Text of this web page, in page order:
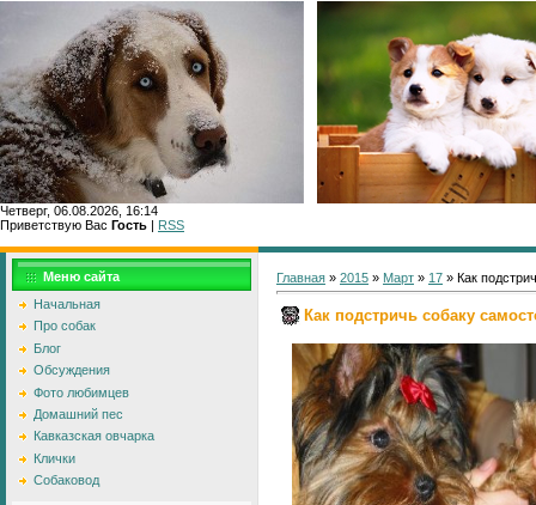
Четверг, 06.08.2026, 16:14
Приветствую Вас Гость | RSS
Меню сайта
Начальная
Про собак
Блог
Обсуждения
Фото любимцев
Домашний пес
Кавказская овчарка
Клички
Собаковод
Главная » 2015 » Март » 17 » Как
Как подстричь собаку